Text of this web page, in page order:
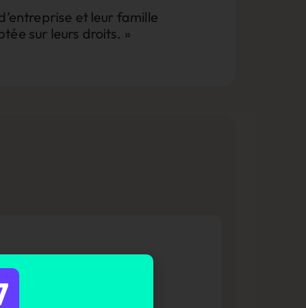
et leur famille
sur leurs droits. »